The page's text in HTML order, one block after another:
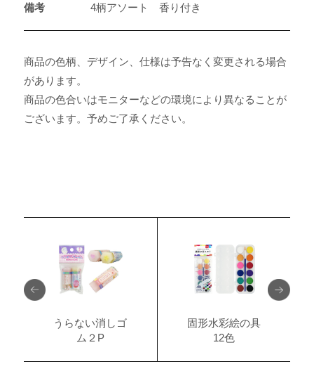
備考 4柄アソート 香り付き
商品の色柄、デザイン、仕様は予告なく変更される場合
があります。
商品の色合いはモニターなどの環境により異なることが
ございます。予めご了承ください。
うらない消しゴ
ム２P
固形水彩絵の具
12色